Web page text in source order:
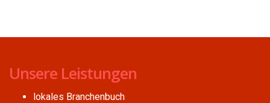
Unsere Leistungen
lokales Branchenbuch